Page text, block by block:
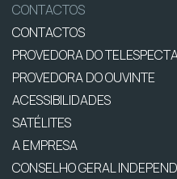
CONTACTOS
CONTACTOS
PROVEDORA DO
PROVEDORA DO OUVINTE
ACESSIBILIDADES
SATÉLITES
A EMPRESA
CONSELHO GERAL